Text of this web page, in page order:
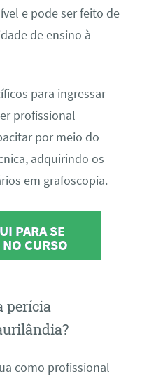
e pode ser feito de
de ensino à
para ingressar
profissional
por meio do
adquirindo os
em grafoscopia.
PARA SE
CURSO
perícia
como profissional